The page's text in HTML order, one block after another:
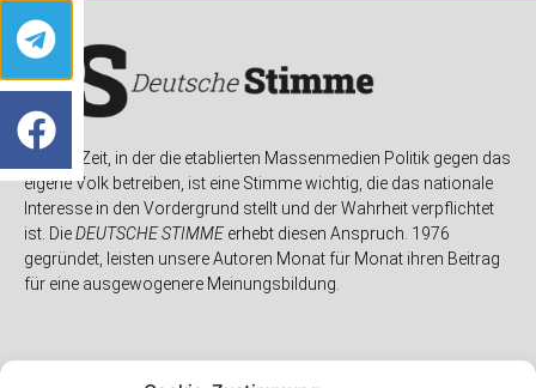
In einer Zeit, in der die etablierten Massenmedien Politik gegen das
eigene Volk betreiben, ist eine Stimme wichtig, die das nationale
Interesse in den Vordergrund stellt und der Wahrheit verpflichtet
ist. DieDEUTSCHE STIMMEerhebt diesen Anspruch. 1976
gegründet, leisten unsere Autoren Monat für Monat ihren Beitrag
für eine ausgewogenere Meinungsbildung.